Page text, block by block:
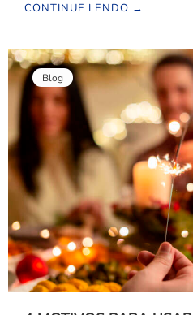
CONTINUE LENDO →
Blog